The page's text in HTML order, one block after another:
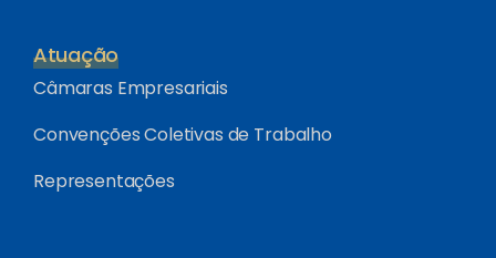
Atuação
Câmaras Empresariais
Convenções Coletivas de Trabalho
Representações